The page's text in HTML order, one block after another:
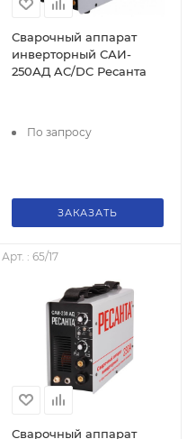
Сварочный аппарат
инверторный САИ-
250АД AC/DC Ресанта
По запросу
ЗАКАЗАТЬ
Арт. : 65/17
Сварочный аппарат